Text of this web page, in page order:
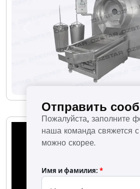
Previous
Отправить
Пожалуйста, заполните
наша команда свяжется
можно скорее.
Имя и фамилия: *